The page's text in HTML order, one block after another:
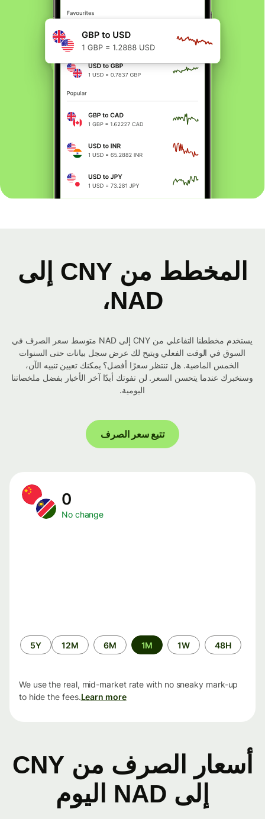
المخطط من CNY إلى
NAD،
يستخدم مخططنا التفاعلي من CNY إلى NAD متوسط ​​سعر الصرف في
السوق في الوقت الفعلي ويتيح لك عرض سجل بيانات حتى السنوات
الخمس الماضية. هل تنتظر سعرًا أفضل؟ يمكنك تعيين تنبيه الآن،
وسنخبرك عندما يتحسن السعر. لن تفوتك أبدًا آخر الأخبار بفضل ملخصاتنا
اليومية.
تتبع سعر الصرف
No change
الفترة
الزمنية
48H
1W
1M
6M
12M
5Y
We use the real, mid-market rate with no sneaky mark-up
to hide the fees.Learn more
أسعار الصرف من CNY
إلى NAD اليوم